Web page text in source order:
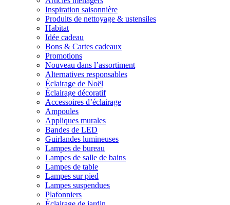
Inspiration saisonnière
Produits de nettoyage & ustensiles
Habitat
Idée cadeau
Bons & Cartes cadeaux
Promotions
Nouveau dans l’assortiment
Alternatives responsables
Éclairage de Noël
Éclairage décoratif
Accessoires d’éclairage
Ampoules
Appliques murales
Bandes de LED
Guirlandes lumineuses
Lampes de bureau
Lampes de salle de bains
Lampes de table
Lampes sur pied
Lampes suspendues
Plafonniers